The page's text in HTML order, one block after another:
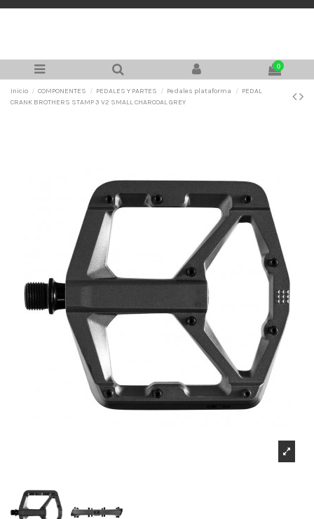
0
Inicio COMPONENTES PEDALES Y PARTES Pedales plataforma
PEDAL
CRANK BROTHERS STAMP 3 V2 SMALL CHARCOAL GREY